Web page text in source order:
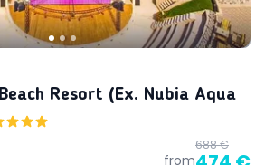
Resort (ex. Nubia Aqua
from
688 €